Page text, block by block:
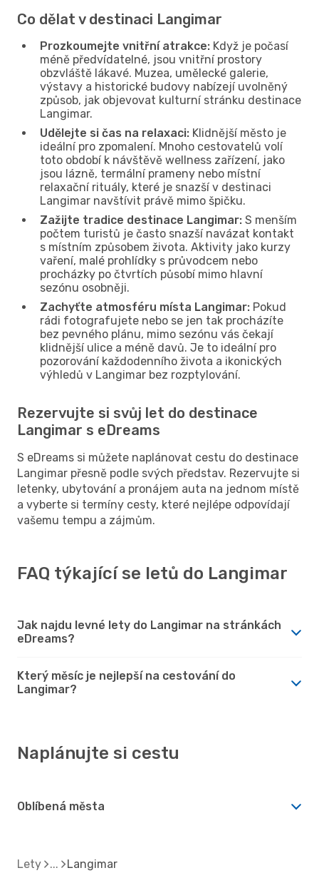
Co dělat v destinaci Langimar
Prozkoumejte vnitřní atrakce: Když je počasí
méně předvídatelné, jsou vnitřní prostory
obzvláště lákavé. Muzea, umělecké galerie,
výstavy a historické budovy nabízejí uvolněný
způsob, jak objevovat kulturní stránku destinace
Langimar.
Udělejte si čas na relaxaci: Klidnější město je
ideální pro zpomalení. Mnoho cestovatelů volí
toto období k návštěvě wellness zařízení, jako
jsou lázně, termální prameny nebo místní
relaxační rituály, které je snazší v destinaci
Langimar navštívit právě mimo špičku.
Zažijte tradice destinace Langimar: S menším
počtem turistů je často snazší navázat kontakt
s místním způsobem života. Aktivity jako kurzy
vaření, malé prohlídky s průvodcem nebo
procházky po čtvrtích působí mimo hlavní
sezónu osobněji.
Zachyťte atmosféru místa Langimar: Pokud
rádi fotografujete nebo se jen tak procházíte
bez pevného plánu, mimo sezónu vás čekají
klidnější ulice a méně davů. Je to ideální pro
pozorování každodenního života a ikonických
výhledů v Langimar bez rozptylování.
Rezervujte si svůj let do destinace
Langimar s eDreams
S eDreams si můžete naplánovat cestu do destinace
Langimar přesně podle svých představ. Rezervujte si
letenky, ubytování a pronájem auta na jednom místě
a vyberte si termíny cesty, které nejlépe odpovídají
vašemu tempu a zájmům.
FAQ týkající se letů do Langimar
Jak najdu levné lety do Langimar na stránkách
eDreams?
Který měsíc je nejlepší na cestování do
Langimar?
Naplánujte si cestu
Oblíbená města
Lety Langimar